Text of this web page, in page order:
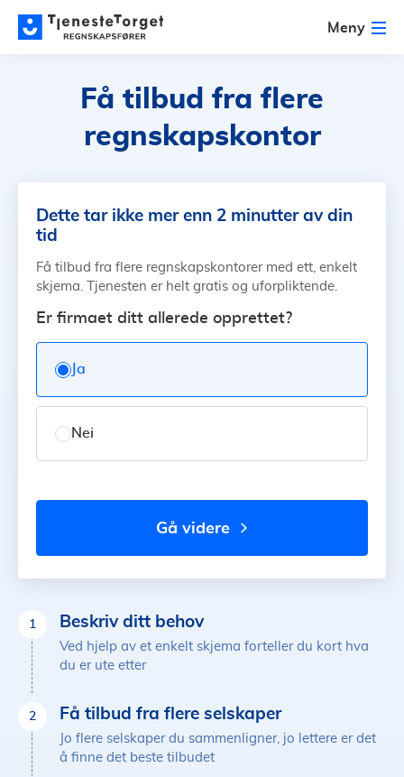
Meny
Få tilbud fra flere
regnskapskontor
Dette tar ikke mer enn 2 minutter av din
tid
Få tilbud fra flere regnskapskontorer med ett, enkelt
skjema. Tjenesten er helt gratis og uforpliktende.
Er firmaet ditt allerede opprettet?
Ja
Nei
gå videre
1 Beskriv ditt behov
Ved hjelp av et enkelt skjema forteller du kort hva
du er ute etter
2 Få tilbud fra flere selskaper
Jo flere selskaper du sammenligner, jo lettere er det
å finne det beste tilbudet